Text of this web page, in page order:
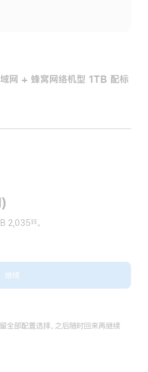
网 + 蜂窝网络机型 1TB 配标
2,035 §§ 。
继续
全部配置选择，之后随时回来再继续